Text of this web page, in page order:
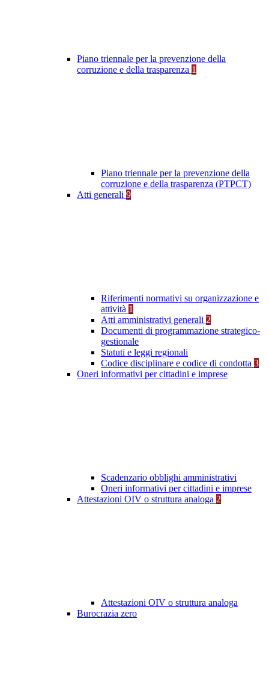
Piano triennale per la prevenzione della
corruzione e della trasparenza 1
Piano triennale per la prevenzione della
corruzione e della trasparenza (PTPCT)
Atti generali 9
Riferimenti normativi su organizzazione e
attività 1
Atti amministrativi generali 2
Documenti di programmazione strategico-
gestionale
Statuti e leggi regionali
Codice disciplinare e codice di condotta 3
Oneri informativi per cittadini e imprese
Scadenzario obblighi amministrativi
Oneri informativi per cittadini e imprese
Attestazioni OIV o struttura analoga 2
Attestazioni OIV o struttura analoga
Burocrazia zero